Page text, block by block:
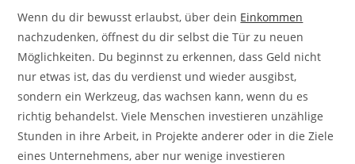
Wenn du dir bewusst erlaubst, über dein Einkommen
nachzudenken, öffnest du dir selbst die Tür zu neuen
Möglichkeiten. Du beginnst zu erkennen, dass Geld nicht
nur etwas ist, das du verdienst und wieder ausgibst,
sondern ein Werkzeug, das wachsen kann, wenn du es
richtig behandelst. Viele Menschen investieren unzählige
Stunden in ihre Arbeit, in Projekte anderer oder in die Ziele
eines Unternehmens, aber nur wenige investieren